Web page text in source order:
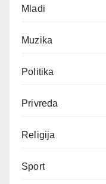
Mladi
Muzika
Politika
Privreda
Religija
Sport